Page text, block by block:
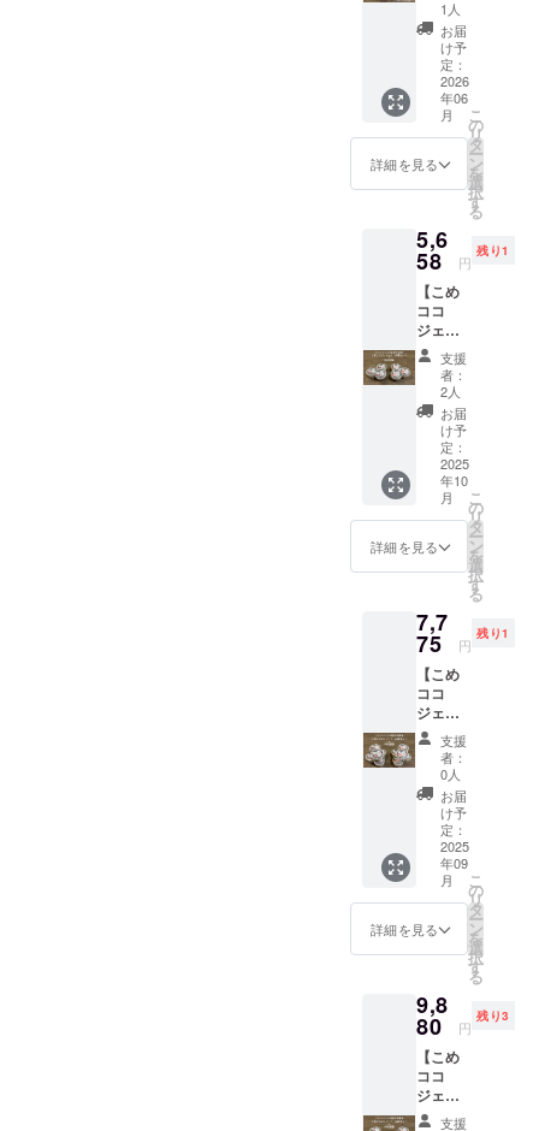
ツミル
ク（タ
イ）、
砂糖、
ブドウ
糖、こ
め油、
米粉
（米
（国
、有機
ココア
・添加
物：な
し ◎こ
めココ
ジェ
ラート
２種に
ついて
・原材
料に含
まれる
アレル
ギー物
質（28
品目
中）：
使用し
せん
本品は
小麦・
そば・
卵・
乳・
アーモ
ンド・
オレン
ジ・キ
ウイフ
ルー
ツ・ご
ま・大
豆・バ
ナナ・
もも・
を含む
製品と
共通の
設備で
製造し
ていま
す。
フタ直
径
7.5cm
、カッ
プ高さ5
ｃｍ ・
重量：
約
100g（
約90ml)
方法：
－18℃
以下・
原材
料、主
原料の
原産
地：コ
コナッ
ツミル
ク（タ
イ）、
砂糖、
ブドウ
糖、こ
め油、
米粉
（米
（国
、有機
ココア
・添加
物：な
し ◎こ
めココ
ジェ
ラート
２種に
ついて
・原材
料に含
まれる
アレル
ギー物
質（28
品目
中）：
使用し
せん
本品は
小麦・
そば・
卵・
乳・
アーモ
コナッ
ツミル
ク（タ
イ）、
砂糖、
ブドウ
糖、こ
米粉
（米
産））/
香料
「こめ
ココ
ジェ
ラート
（チョ
コ
味）」
・サイ
ズ：約
フタ直
7.5cm
、カッ
プ高さ5
ｃｍ ・
重量：
約
約90ml)
・保存
方法：
－18℃
以下・
原材
料、主
原料の
原産
地：コ
コナッ
ツミル
ク（タ
イ）、
砂糖、
ブドウ
糖、こ
め油、
米粉
（国
産））
、有機
ココア
・添加
物：な
し ◎こ
フタ直
径
7.5cm
、カッ
プ高さ5
ｃｍ ・
重量：
100g（
約90ml)
－18℃
以下 ・
原材
料、主
原料の
原産
地：コ
コナッ
ツミル
ク（タ
イ）、
砂糖、
ブドウ
糖、こ
め油、
（米
（国
香料
「こめ
ココ
ジェ
ラート
（チョ
コ
味）」
・サイ
ズ：約
フタ直
7.5cm
、カッ
プ高さ5
ｃｍ ・
重量：
約
100g（
・保存
方法：
－18℃
以下・
原材
料、主
原料の
価格で
す。ど
うぞお
試しく
ださ
い。 ご
賞味い
た後で
アン
答をお
願いい
たしま
す。
「こめ
ココ
ジェ
ラート
（バニ
ラ
味）」
・サイ
ズ：約
フタ直
、カッ
プ高さ5
約
100g（
約90ml)
・保存
方法：
－18℃
以下 ・
原材
料、主
原料の
原産
地：コ
コナッ
ツミル
ク（タ
砂糖、
ブドウ
め油、
米粉
（米
（国
産））/
香料
「こめ
ルが初
回のみ
10枚付
きま
す。 送
料込価
格と
なって
おり、
プでの
想定通
常価格
から最
大時で
24％off
となる
お買得
価格で
す。ど
うぞお
試しく
ださ
い。 ご
賞味い
た後で
アン
答をお
願いい
たしま
す。
「こめ
ココ
ジェ
ラート
（バニ
ラ
味）」
・サイ
ズ：約
フタ直
、カッ
プ高さ5
約
100g（
約90ml)
・保存
方法：
－18℃
以下 ・
年の9月
と2026
年の2
月、6月
の3回お
届けし
ます。
おまけ
として
の人気
商品ま
いにち
のこめ
油の紙
パック
を図案
化した
イラス
トの豆
シール
が10枚
付きま
す。 送
料込価
格と
なって
ショッ
プでの
想定通
常価格
から最
大時で
25％off
となる
お買得
価格で
す。ど
うぞお
試しく
ださ
い。ご
ただい
た後で
にご回
答をお
願いい
たしま
す。
「こめ
ココ
ト定期
便3回配
送+まい
こめ豆
シー
ル】 ア
レルゲ
ン28品
目不使
用こめ
ココ
ラート
バニラ
味4個と
チョコ
味4個の
8個セッ
トを
2025年
9月と
2026年
2月、6
月の3回
お届け
しま
す。お
まけと
して初
人気商
品まい
にちの
こめ油
の紙
パック
を図案
化した
イラス
トの豆
シール
が10枚
付きま
す。 送
料込価
格と
なって
ショッ
プでの
想定通
常価格
から最
大時で
25％off
1人
お届
け予
定：
2026
年06
月
詳細を見る
こ
の
リ
タ
ー
ン
を
選
択
す
る
5,6
58 円
残り1
【こめ
ココ
ジェ
ラート6
個セッ
ト+まい
こめ豆
シール
+SNS投
稿】 こ
めココ
ジェ
ラート
バニラ
味3個と
チョコ
6個セッ
トを
2025年
10月に
お届け
しま
す。お
まけと
して弊
社商品
まいに
ちのこ
め油の
紙パッ
クを図
案化し
たイラ
（直径
2.1cm)
が付き
ます。
また、
ご支援
をいた
支援
者：
2人
お届
け予
定：
2025
年10
月
詳細を見る
こ
の
リ
タ
ー
ン
を
選
択
す
る
7,7
75 円
残り1
【こめ
ココ
ジェ
ラート
12個
セット
+まいこ
め豆
シール
+SNS投
稿】 こ
めココ
ジェ
ラート
バニラ
味6個と
味6個の
12個を
2025年
9月にお
届けし
ます。
弊社商
支援
者：
0人
お届
け予
定：
2025
年09
月
詳細を見る
こ
の
リ
タ
ー
ン
を
選
択
す
る
9,8
80 円
残り3
【こめ
ココ
ジェ
ラート
支援